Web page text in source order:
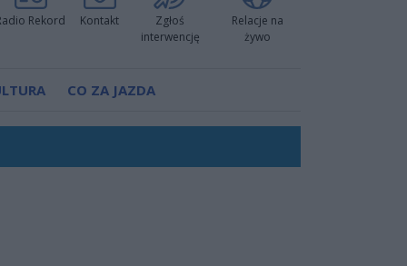
Rekord Kontakt
Zgłoś
interwencję
Relacje na
żywo
CO ZA JAZDA